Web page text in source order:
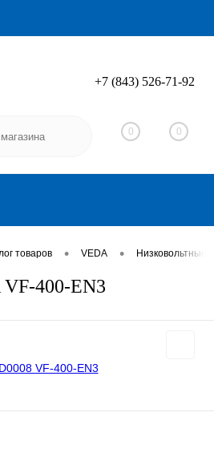
Вход Регистрация
+7 (843) 526-71-92
0 0
товаров • VEDA •
400-EN3